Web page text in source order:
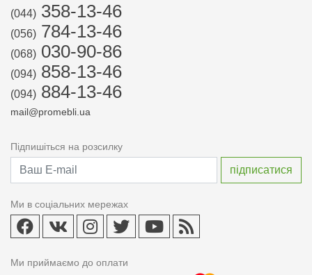
(044) 358-13-46
(056) 784-13-46
(068) 030-90-86
(094) 858-13-46
(094) 884-13-46
mail@promebli.ua
Підпишіться на розсилку
Ми в соціальних мережах
Ми приймаємо до оплати